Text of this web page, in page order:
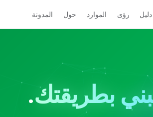
دليل رؤى الموارد حول المدونة
بطريقتك.